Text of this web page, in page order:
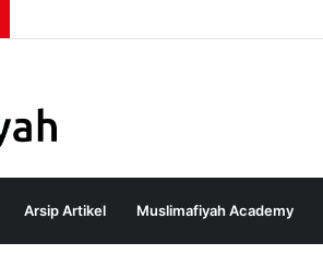
Arsip Artikel Muslimafiyah Academy